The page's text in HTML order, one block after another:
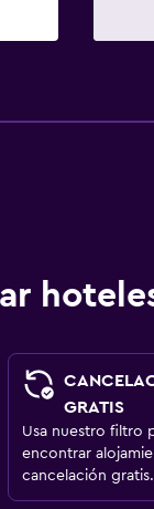
GRATIS
Usa nuestro filtro
encontrar
cancelación gratis.